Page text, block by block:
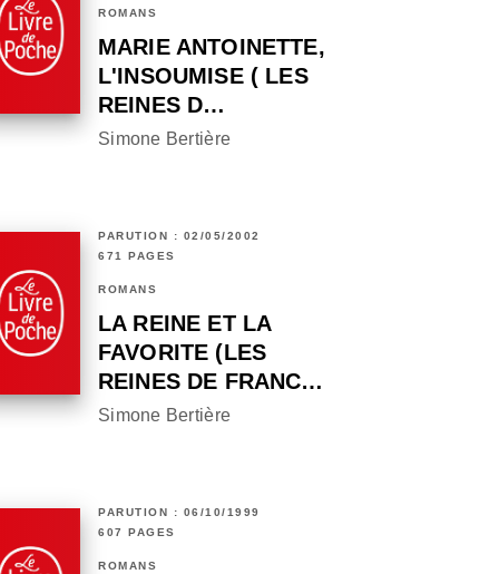
ROMANS
MARIE ANTOINETTE,
L'INSOUMISE ( LES
REINES D…
Simone Bertière
PARUTION : 02/05/2002
671 PAGES
ROMANS
LA REINE ET LA
FAVORITE (LES
REINES DE FRANC…
Simone Bertière
PARUTION : 06/10/1999
607 PAGES
ROMANS